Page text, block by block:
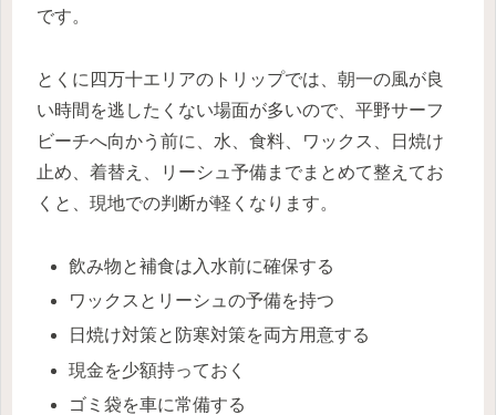
です。
とくに四万十エリアのトリップでは、朝一の風が良
い時間を逃したくない場面が多いので、平野サーフ
ビーチへ向かう前に、水、食料、ワックス、日焼け
止め、着替え、リーシュ予備までまとめて整えてお
くと、現地での判断が軽くなります。
飲み物と補食は入水前に確保する
ワックスとリーシュの予備を持つ
日焼け対策と防寒対策を両方用意する
現金を少額持っておく
ゴミ袋を車に常備する